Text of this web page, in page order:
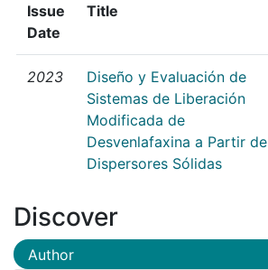
Issue
Date
Title
2023
Diseño y Evaluación de
Sistemas de Liberación
Modificada de
Desvenlafaxina a Partir de
Dispersores Sólidas
Discover
Author